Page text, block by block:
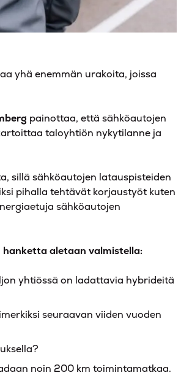
yhä enemmän urakoita, joissa
painottaa, että sähköautojen
taloyhtiön nykytilanne ja
sillä sähköautojen latauspisteiden
pihalla tehtävät korjaustyöt kuten
sähköautojen
aletaan valmistella:
yhtiössä on ladattavia hybrideitä
seuraavan viiden vuoden
noin 200 km toimintamatkaa.